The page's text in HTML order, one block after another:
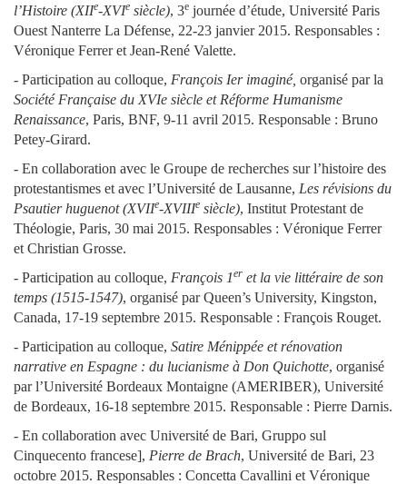
l’Histoire (XIIe-XVIe siècle), 3e journée d’étude, Université Paris
Ouest Nanterre La Défense, 22-23 janvier 2015. Responsables :
Véronique Ferrer et Jean-René Valette.
- Participation au colloque, François Ierimaginé, organisé par la
Société Française du XVIe siècle et Réforme Humanisme
Renaissance, Paris, BNF, 9-11 avril 2015. Responsable : Bruno
Petey-Girard.
- En collaboration avec le Groupe de recherches sur l’histoire des
protestantismes et avec l’Université de Lausanne, Les révisions du
Psautier huguenot (XVIIe-XVIIIe siècle), Institut Protestant de
Théologie, Paris, 30 mai 2015. Responsables : Véronique Ferrer
et Christian Grosse.
- Participation au colloque, François 1er et la vie littéraire de son
temps (1515-1547), organisé par Queen’s University, Kingston,
Canada, 17-19 septembre 2015. Responsable : François Rouget.
- Participation au colloque, Satire Ménippée et rénovation
narrative en Espagne : du lucianisme à Don Quichotte, organisé
par l’Université Bordeaux Montaigne (AMERIBER), Université
de Bordeaux, 16-18 septembre 2015. Responsable : Pierre Darnis.
- En collaboration avec Université de Bari, Gruppo sul
Cinquecento francese], Pierre de Brach, Université de Bari, 23
octobre 2015. Responsables : Concetta Cavallini et Véronique